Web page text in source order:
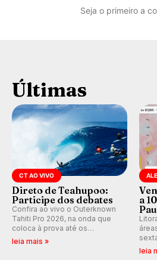
Seja o primeiro a
Últimas
CT AO VIVO
Direto de Teahupoo:
Participe dos debates
Confira ao vivo o Outerknown
Tahiti Pro 2026, na onda que
coloca à prova até os
melhores surfistas do mundo.
leia mais »
a
de
leia